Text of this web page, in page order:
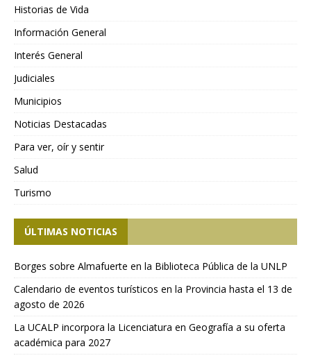
Historias de Vida
Información General
Interés General
Judiciales
Municipios
Noticias Destacadas
Para ver, oír y sentir
Salud
Turismo
ÚLTIMAS NOTICIAS
Borges sobre Almafuerte en la Biblioteca Pública de la UNLP
Calendario de eventos turísticos en la Provincia hasta el 13 de
agosto de 2026
La UCALP incorpora la Licenciatura en Geografía a su oferta
académica para 2027